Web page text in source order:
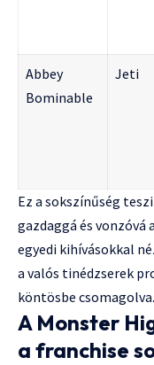
Abbey
Bominable
Jeti
Ez a sokszínűség
gazdaggá és vonzóvá
egyedi kihívásokkal
a valós tinédzserek
köntösbe csomagolva.
A Monster
a franchise